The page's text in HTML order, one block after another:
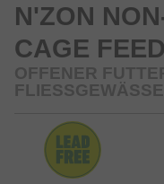
N'ZON
CAGE
OFFENER